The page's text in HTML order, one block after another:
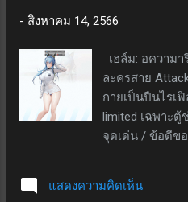
ใช้: ที่เลเวล 7 ท
เวทย์; ได้รับจำ
ที่กดใช้สกิล; SP
25 วินาที; ตัวมัง
ด้านหน้า, บล็อค
สถานการณ์) - ห
เป็นเวทย์ ผลเมื่
- สิงหาคม 14, 2566
เฮล์ม: อความา
ละครสาย
กายเป็นปืนไรเ
limited เฉพาะตู้
จุดเด่น / ข้อดีข
เป็น 2 เอฟเฟก
เป้า 30 ครั้ง ส่ง
แสดงความคิดเห็น